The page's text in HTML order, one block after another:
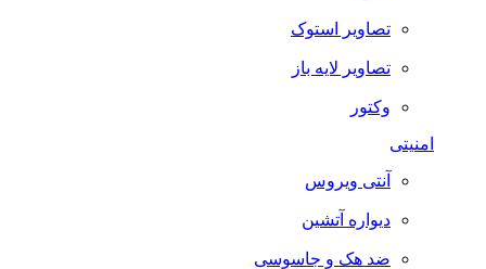
تصاویر استوک
تصاویر لایه باز
وکتور
امنیتی
آنتی ویروس
دیواره آتشین
ضد هک و جاسوسی